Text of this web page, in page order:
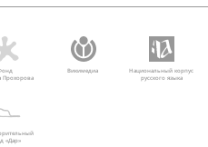
Прохорова
Викимедиа
Национальный корпус
русского языка
«Дар»